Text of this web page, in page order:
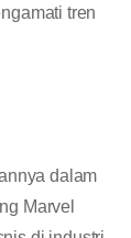
tren
dalam
Marvel